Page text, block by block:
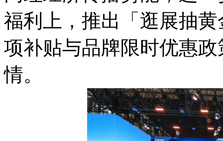
福利上，推出「逛展抽
项补贴与品牌限时优惠
情。